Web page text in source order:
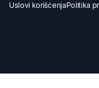
Uslovi korišćenjaPolitika